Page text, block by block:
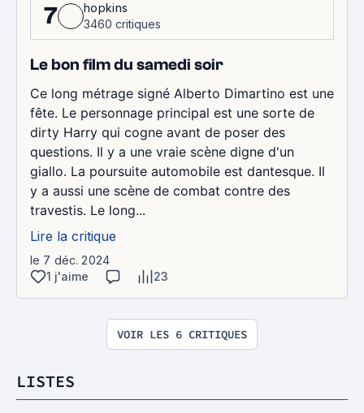
7
hopkins
3460 critiques
Le bon film du samedi soir
Ce long métrage signé Alberto Dimartino est une
fête. Le personnage principal est une sorte de
dirty Harry qui cogne avant de poser des
questions. Il y a une vraie scène digne d'un
giallo. La poursuite automobile est dantesque. Il
y a aussi une scène de combat contre des
travestis. Le long...
Lire la critique
le 7 déc. 2024
1 j'aime
23
VOIR LES 6 CRITIQUES
LISTES